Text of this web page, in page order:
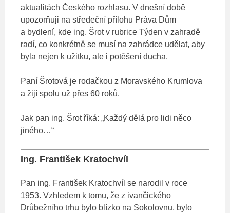
aktualitách Českého rozhlasu. V dnešní době
upozorňuji na středeční přílohu Práva Dům
a bydlení, kde ing. Šrot v rubrice Týden v zahradě
radí, co konkrétně se musí na zahrádce udělat, aby
byla nejen k užitku, ale i potěšení ducha.
Paní Šrotová je rodačkou z Moravského Krumlova
a žijí spolu už přes 60 roků.
Jak pan ing. Šrot říká: „Každý dělá pro lidi něco
jiného…“
Ing. František Kratochvíl
Pan ing. František Kratochvíl se narodil v roce
1953. Vzhledem k tomu, že z ivančického
Drůbežního trhu bylo blízko na Sokolovnu, bylo